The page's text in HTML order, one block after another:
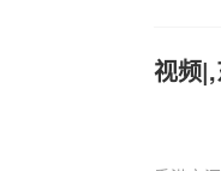
视频